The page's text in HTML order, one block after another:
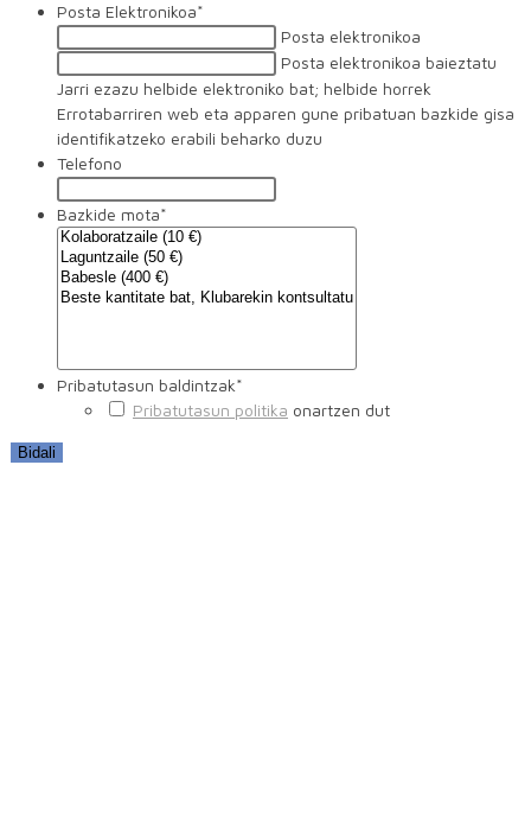
Posta Elektronikoa*
Posta elektronikoa
Posta elektronikoa baieztatu
Jarri ezazu helbide elektroniko bat; helbide horrek
Errotabarriren web eta apparen gune pribatuan bazkide gisa
identifikatzeko erabili beharko duzu
Telefono
Bazkide mota*
Pribatutasun baldintzak*
Pribatutasun politika onartzen dut